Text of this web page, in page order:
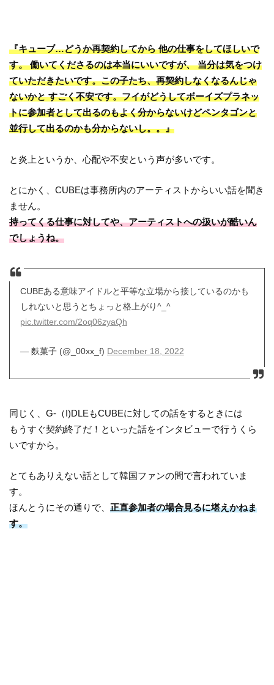
『キューブ…どうか再契約してから 他の仕事をしてほしいで
す。 働いてくださるのは本当にいいですが、 当分は気をつけ
ていただきたいです。この子たち、再契約しなくなるんじゃ
ないかと すごく不安です。フイがどうしてボーイズプラネッ
トに参加者として出るのもよく分からないけどペンタゴンと
並行して出るのかも分からないし。。』
と炎上というか、心配や不安という声が多いです。
とにかく、CUBEは事務所内のアーティストからいい話を聞き
ません。
持ってくる仕事に対してや、アーティストへの扱いが酷いん
でしょうね。
CUBEある意味アイドルと平等な立場から接しているのかも
しれないと思うとちょっと格上がり^_^
pic.twitter.com/2oq06zyaQh
— 麩菓子 (@_00xx_f) December 18, 2022
同じく、G-（I)DLEもCUBEに対しての話をするときには
もうすぐ契約終了だ！といった話をインタビューで行うくら
いですから。
とてもありえない話として韓国ファンの間で言われていま
す。
ほんとうにその通りで、正直参加者の場合見るに堪えかねま
す。